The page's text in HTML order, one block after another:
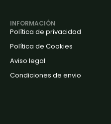
INFORMACIÓN
Política de privacidad
Política de Cookies
Aviso legal
Condiciones de envio